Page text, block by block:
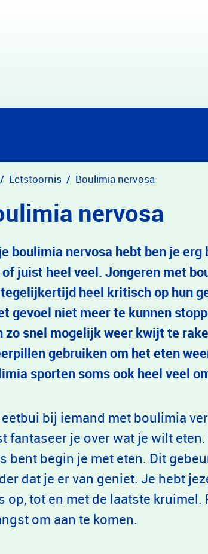
Eetstoornis Boulimia nervosa
nervosa
boulimia nervosa hebt ben je
juist heel veel. Jongeren met
heel kritisch op hun
gevoel niet meer te kunnen
zo snel mogelijk weer kwijt te
gebruiken om het eten
sporten soms ook heel veel
eetbui bij iemand met boulimia
fantaseer je over wat je wilt
bent begin je met eten. Dit
dat je er van geniet. Je hebt
op, tot en met de laatste
om aan te komen.